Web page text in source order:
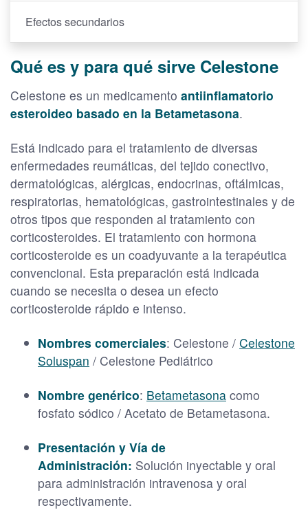
Efectos secundarios
Qué es y para qué sirve Celestone
Celestone es un medicamento antiinflamatorio
esteroideo basado en la Betametasona.
Está indicado para el tratamiento de diversas
enfermedades reumáticas, del tejido conectivo,
dermatológicas, alérgicas, endocrinas, oftálmicas,
respiratorias, hematológicas, gastrointestinales y de
otros tipos que responden al tratamiento con
corticosteroides. El tratamiento con hormona
corticosteroide es un coadyuvante a la terapéutica
convencional. Esta preparación está indicada
cuando se necesita o desea un efecto
corticosteroide rápido e intenso.
Nombres comerciales: Celestone / Celestone
Soluspan / Celestone Pediátrico
Nombre genérico: Betametasona como
fosfato sódico / Acetato de Betametasona.
Presentación y Vía de
Administración: Solución inyectable y oral
para administración intravenosa y oral
respectivamente.